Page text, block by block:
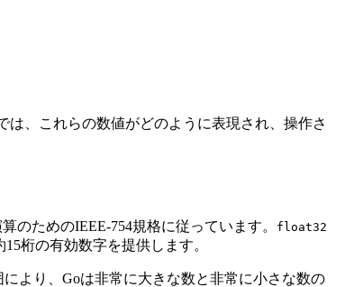
、これらの数値がどのように表現され、操作さ
のためのIEEE-754規格に従っています。 float32
桁の有効数字を提供します。
により、Goは非常に大きな数と非常に小さな数の